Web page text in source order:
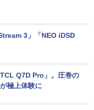
3」「NEO iDSD
Q7D Pro」。圧巻の
極上体験に